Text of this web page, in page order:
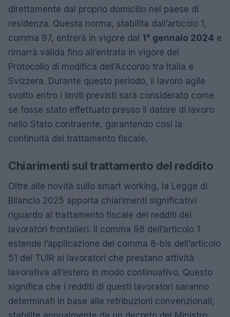
direttamente dal proprio domicilio nel paese di
residenza. Questa norma, stabilita dall’articolo 1,
comma 97, entrerà in vigore dal 1° gennaio 2024 e
rimarrà valida fino all’entrata in vigore del
Protocollo di modifica dell’Accordo tra Italia e
Svizzera. Durante questo periodo, il lavoro agile
svolto entro i limiti previsti sarà considerato come
se fosse stato effettuato presso il datore di lavoro
nello Stato contraente, garantendo così la
continuità del trattamento fiscale.
Chiarimenti sul trattamento del reddito
Oltre alle novità sullo smart working, la Legge di
Bilancio 2025 apporta chiarimenti significativi
riguardo al trattamento fiscale dei redditi dei
lavoratori frontalieri. Il comma 98 dell’articolo 1
estende l’applicazione del comma 8-bis dell’articolo
51 del TUIR ai lavoratori che prestano attività
lavorativa all’estero in modo continuativo. Questo
significa che i redditi di questi lavoratori saranno
determinati in base alle retribuzioni convenzionali,